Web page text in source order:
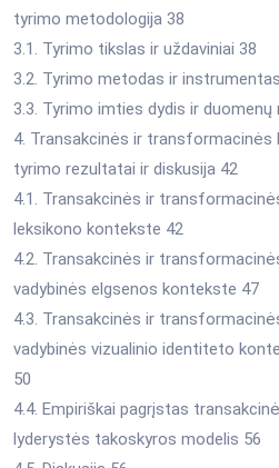
tyrimo metodologija 38
3.1. Tyrimo tikslas ir uždaviniai 38
3.2. Tyrimo metodas ir
3.3. Tyrimo imties dydis ir
4. Transakcinės ir
tyrimo rezultatai ir diskusija 42
4.1. Transakcinės ir
leksikono kontekste 42
4.2. Transakcinės ir
vadybinės elgsenos kontekste 47
4.3. Transakcinės ir
vadybinės vizualinio identiteto
50
4.4. Empiriškai pagrįstas
lyderystės takoskyros modelis 56